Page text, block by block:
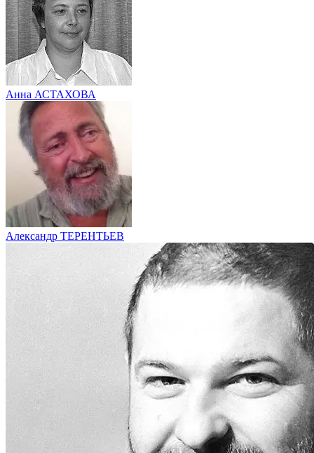
Анна АСТАХОВА
Александр ТЕРЕНТЬЕВ